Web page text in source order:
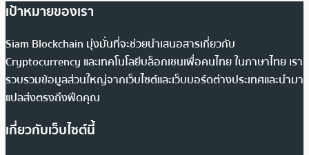
เป้าหมายของเรา
Siam Blockchain มุ่งมั่นที่จะช่วยนำเสนอสารเกี่ยวกับ
Cryptocurrency และเทคโนโลยีบล็อกเชนเพื่อคนไทย ในภาษาไทย เรา
รวบรวมข้อมูลส่วนใหญ่จากเว็บไซต์และเว็บบอร์ดต่างประเทศและนำมา
แปลส่งตรงถึงฟีดคุณ
เกี่ยวกับเว็บไซต์นี้